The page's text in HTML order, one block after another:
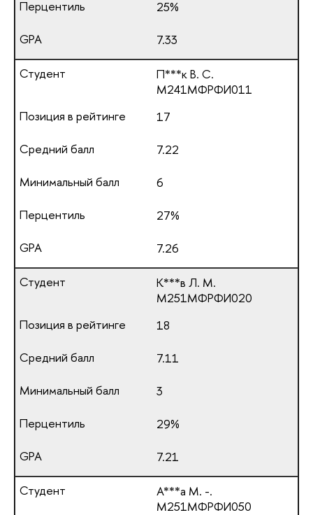
25%
7.33
П***к В. С.
М241МФРФИ011
17
7.22
6
27%
7.26
К***в Л. М.
М251МФРФИ020
18
7.11
3
29%
7.21
А***а М. -.
М251МФРФИ050